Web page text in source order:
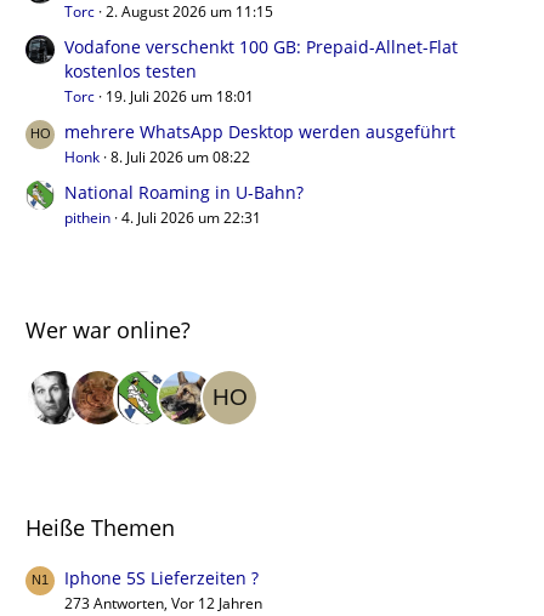
Torc 2. August 2026 um 11:15
Vodafone verschenkt 100 GB: Prepaid-Allnet-Flat
kostenlos testen
Torc 19. Juli 2026 um 18:01
mehrere WhatsApp Desktop werden ausgeführt
Honk 8. Juli 2026 um 08:22
National Roaming in U-Bahn?
pithein 4. Juli 2026 um 22:31
Wer war online?
Heiße Themen
Iphone 5S Lieferzeiten ?
273 Antworten, Vor 12 Jahren